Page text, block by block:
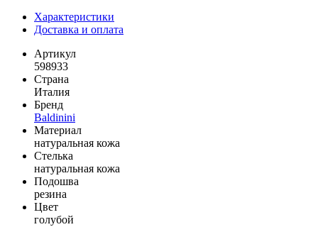
Характеристики
Доставка и оплата
Артикул
598933
Страна
Италия
Бренд
Baldinini
Материал
натуральная кожа
Стелька
натуральная кожа
Подошва
резина
Цвет
голубой